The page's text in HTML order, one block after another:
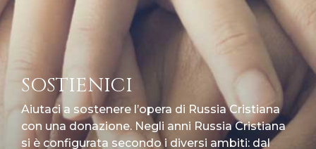
SOSTIENICI
Aiutaci a sostenere l’opera di Russia Cristiana
con una donazione. Negli anni Russia Cristiana
si è configurata secondo i diversi ambiti: dal